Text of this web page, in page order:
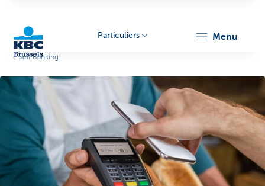
Brussels
Particuliers menu
Self Banking